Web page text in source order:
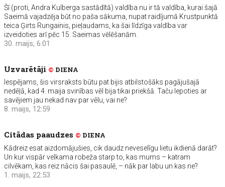
Šī (proti, Andra Kulberga sastādītā) valdība nu ir tā valdība, kurai šajā
Saeimā vajadzēja būt no paša sākuma, nupat raidījumā Krustpunktā
teica Ģirts Rungainis, pieļaudams, ka šai līdzīga valdība var
izveidoties arī pēc 15. Saeimas vēlēšanām.
30. maijs, 6:01
Uzvarētāji © DIENA
Iespējams, šis virsraksts būtu pat bijis atbilstošāks pagājušajā
nedēļā, kad 4. maija svinības vēl bija tikai priekšā. Taču lepoties ar
savējiem jau nekad nav par vēlu, vai ne?
8. maijs, 12:59
Citādas paaudzes © DIENA
Kādreiz esat aizdomājušies, cik daudz neveselīgu lietu ikdienā darāt?
Un kur vispār velkama robeža starp to, kas mums – katram
cilvēkam, kas reiz nācis šai pasaulē, – nāk par labu un kas ne?
1. maijs, 22:53